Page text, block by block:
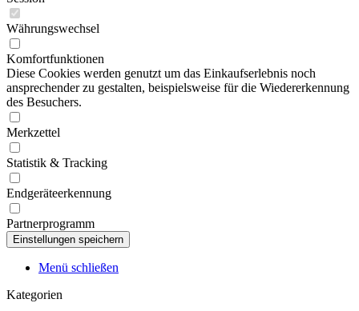
Währungswechsel
Komfortfunktionen
Diese Cookies werden genutzt um das Einkaufserlebnis noch
ansprechender zu gestalten, beispielsweise für die Wiedererkennung
des Besuchers.
Merkzettel
Statistik & Tracking
Endgeräteerkennung
Partnerprogramm
Menü schließen
Kategorien